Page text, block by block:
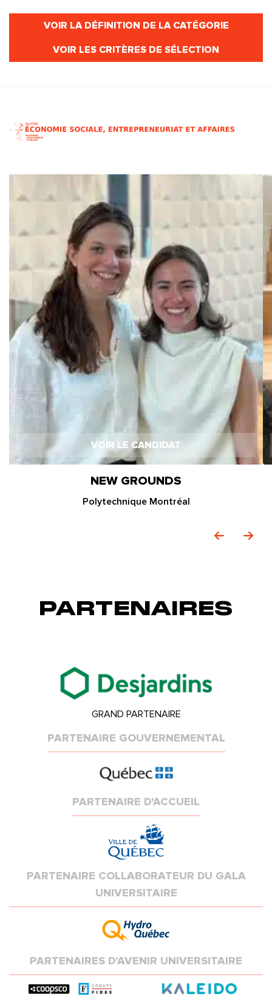
VOIR LA DÉFINITION DE LA CATÉGORIE
VOIR LES CRITÈRES DE SÉLECTION
VOIR LE CANDIDAT
NEW GROUNDS
Polytechnique Montréal
PARTENAIRES
GRAND PARTENAIRE
PARTENAIRE GOUVERNEMENTAL
PARTENAIRE D'ACCUEIL
PARTENAIRE COLLABORATEUR DU GALA
UNIVERSITAIRE
PARTENAIRES D'AVENIR UNIVERSITAIRE